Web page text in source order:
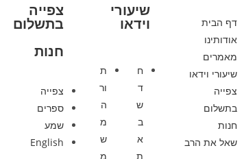
דף הבית
אודותינו
מאמרים
שיעורי וידאו
צפייה
בתשלום
חנות
שאל את הרב
שיעורי
וידאו
ח
ד
ש
ב
א
ת
ת
ור
ה
מ
ש
מ
צפייה
בתשלום
חנות
צפייה
ספרים
שמע
English